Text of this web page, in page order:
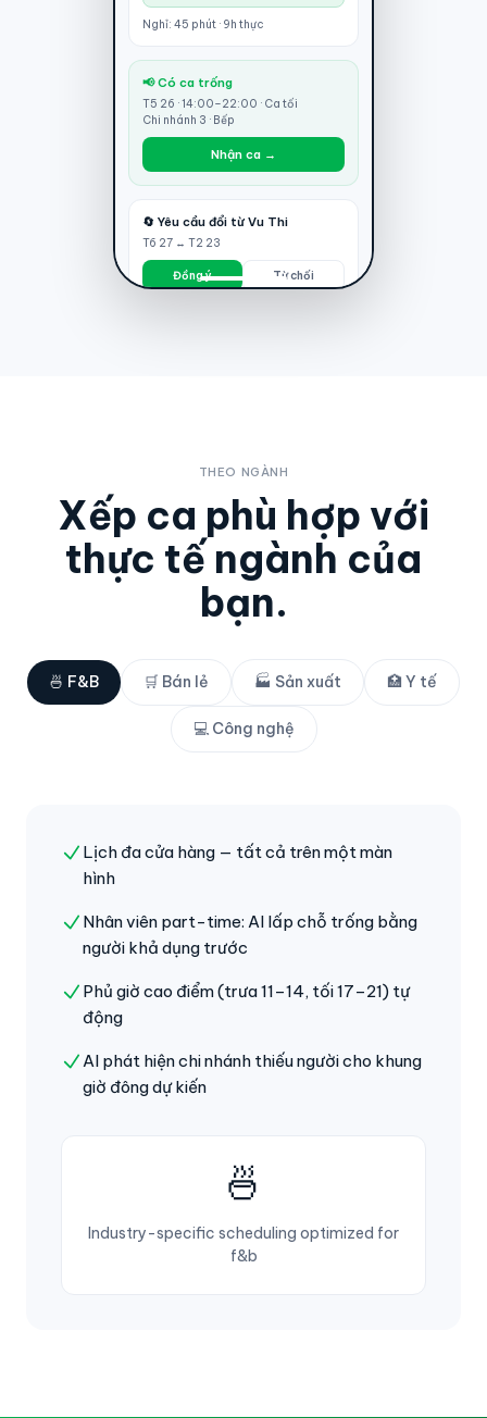
Nghỉ: 45 phút · 9h thực
📢 Có ca trống
T5 26 · 14:00–22:00 · Ca tối
Chi nhánh 3 · Bếp
Nhận ca →
🔄 Yêu cầu đổi từ Vu Thi
T6 27 ↔ T2 23
Đồng ý Từ chối
THEO NGÀNH
Xếp ca phù hợp với
thực tế ngành của
bạn.
🍜 F&B 🛒 Bán lẻ 🏭 Sản xuất 🏥 Y tế
💻 Công nghệ
Lịch đa cửa hàng — tất cả trên một màn
hình
Nhân viên part-time: AI lấp chỗ trống bằng
người khả dụng trước
Phủ giờ cao điểm (trưa 11–14, tối 17–21) tự
động
AI phát hiện chi nhánh thiếu người cho khung
giờ đông dự kiến
🍜
Industry-specific scheduling optimized for
f&b